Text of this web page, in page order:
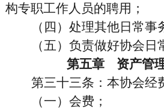
构专职工作人员的聘用；
（四）处理其他日常事
（五）负责做好协会日
第五章
资产管
第三十三条 ：本协会经
（一）会费；